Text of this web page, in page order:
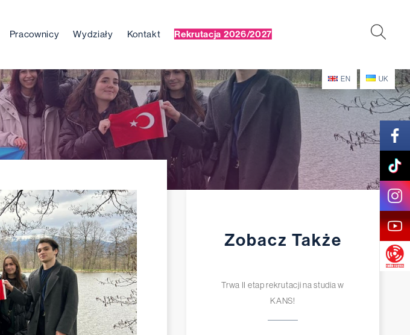
Pracownicy Wydziały Kontakt Rekrutacja 2026/2027
EN UK
Zobacz Także
Trwa II etap rekrutacji na studia w
KANS!